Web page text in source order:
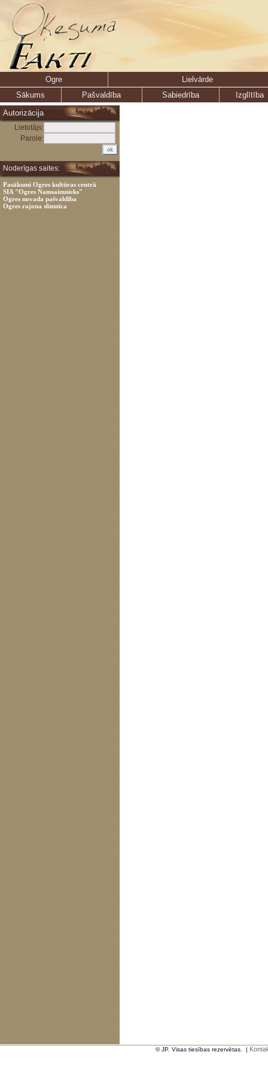
Ogre
Lielvārde
Sākums
Pašvaldība Sabiedrība
Izglītība
Autorizācija
Lietotājs:
Parole:
Noderīgas saites:
Pasākumi Ogres kultūras centrā
SIA "Ogres Namsaimnieks"
Ogres novada pašvaldība
Ogres rajona slimnīca
© JP. Visas tiesības rezervētas. |